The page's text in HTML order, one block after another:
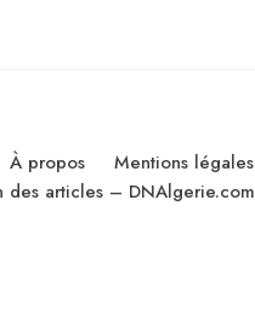
À propos Mentions légales
articles – DNAlgerie.com